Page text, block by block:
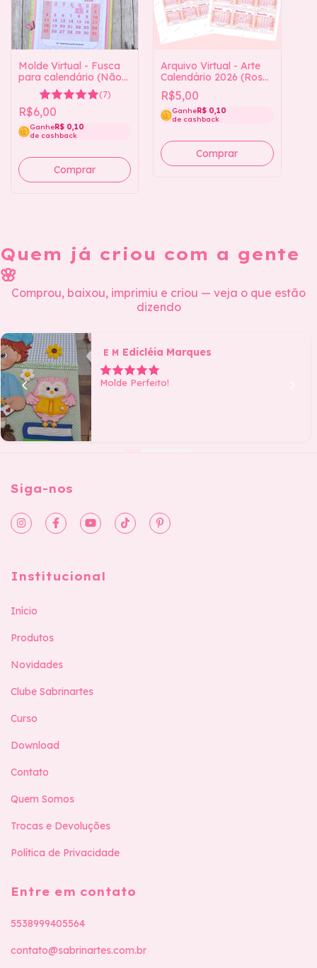
Molde Virtual - Fusca
para calendário (Não
acompanha arquivo do
calendário)
(7)
R$6,00
GanheR$ 0,10
de cashback
Arquivo Virtual - Arte
Calendário 2026 (Rosa)
2 tamanhos
R$5,00
GanheR$ 0,10
de cashback
Quem já criou com a gente
🌸
Comprou, baixou, imprimiu e criou — veja o que estão
dizendo
E M Edicléia Marques
Molde Perfeito!
Siga-nos
Institucional
Início
Produtos
Novidades
Clube Sabrinartes
Curso
Download
Contato
Quem Somos
Trocas e Devoluções
Política de Privacidade
Entre em contato
5538999405564
contato@sabrinartes.com.br